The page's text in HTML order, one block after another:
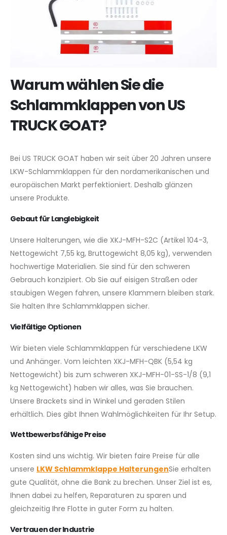
Warum wählen Sie die
Schlammklappen von US
TRUCK GOAT?
Bei US TRUCK GOAT haben wir seit über 20 Jahren unsere
LKW-Schlammklappen für den nordamerikanischen und
europäischen Markt perfektioniert. Deshalb glänzen
unsere Produkte.
Gebaut für Langlebigkeit
Unsere Halterungen, wie die XKJ-MFH-S2C (Artikel 104-3,
Nettogewicht 7,55 kg, Bruttogewicht 8,05 kg), verwenden
hochwertige Materialien. Sie sind für den schweren
Gebrauch konzipiert. Ob Sie auf eisigen Straßen oder
staubigen Wegen fahren, unsere Klammern bleiben stark.
Sie halten Ihre Schlammklappen sicher.
Vielfältige Optionen
Wir bieten viele Schlammklappen für verschiedene LKW
und Anhänger. Vom leichten XKJ-MFH-QBK (5,54 kg
Nettogewicht) bis zum schweren XKJ-MFH-01-SS-1/8 (9,1
kg Nettogewicht) haben wir alles, was Sie brauchen.
Unsere Brackets sind in Winkel und geraden Stilen
erhältlich. Dies gibt Ihnen Wahlmöglichkeiten für Ihr Setup.
Wettbewerbsfähige Preise
Kosten sind uns wichtig. Wir bieten faire Preise für alle
unsere LKW Schlammklappe HalterungenSie erhalten
gute Qualität, ohne die Bank zu brechen. Unser Ziel ist es,
Ihnen dabei zu helfen, Reparaturen zu sparen und
gleichzeitig Ihre Flotte in guter Form zu halten.
Vertrauen der Industrie